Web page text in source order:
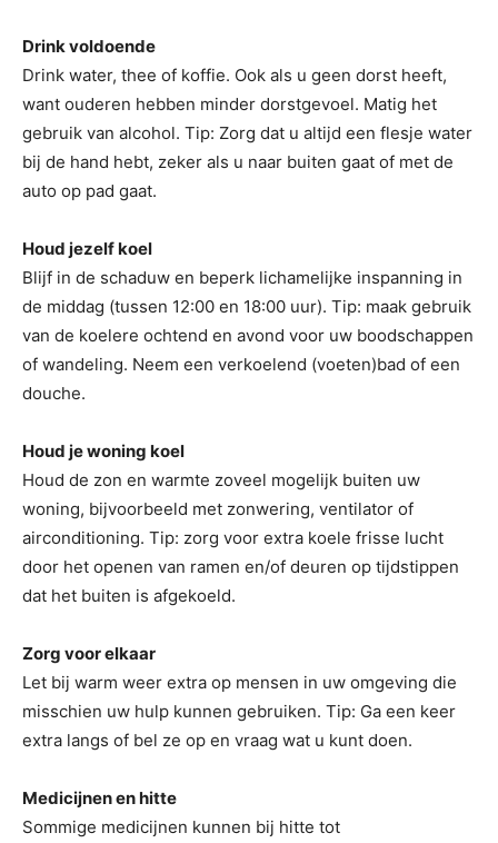
Drink voldoende
Drink water, thee of koffie. Ook als u geen dorst heeft,
want ouderen hebben minder dorstgevoel. Matig het
gebruik van alcohol. Tip: Zorg dat u altijd een flesje water
bij de hand hebt, zeker als u naar buiten gaat of met de
auto op pad gaat.
Houd jezelf koel
Blijf in de schaduw en beperk lichamelijke inspanning in
de middag (tussen 12:00 en 18:00 uur). Tip: maak gebruik
van de koelere ochtend en avond voor uw boodschappen
of wandeling. Neem een verkoelend (voeten)bad of een
douche.
Houd je woning koel
Houd de zon en warmte zoveel mogelijk buiten uw
woning, bijvoorbeeld met zonwering, ventilator of
airconditioning. Tip: zorg voor extra koele frisse lucht
door het openen van ramen en/of deuren op tijdstippen
dat het buiten is afgekoeld.
Zorg voor elkaar
Let bij warm weer extra op mensen in uw omgeving die
misschien uw hulp kunnen gebruiken. Tip: Ga een keer
extra langs of bel ze op en vraag wat u kunt doen.
Medicijnen en hitte
Sommige medicijnen kunnen bij hitte tot